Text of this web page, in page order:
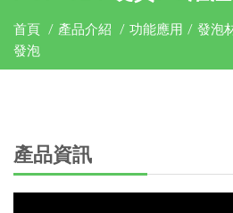
首頁 / 產品介紹 / 功能應用 / 發泡
發泡
產品資訊